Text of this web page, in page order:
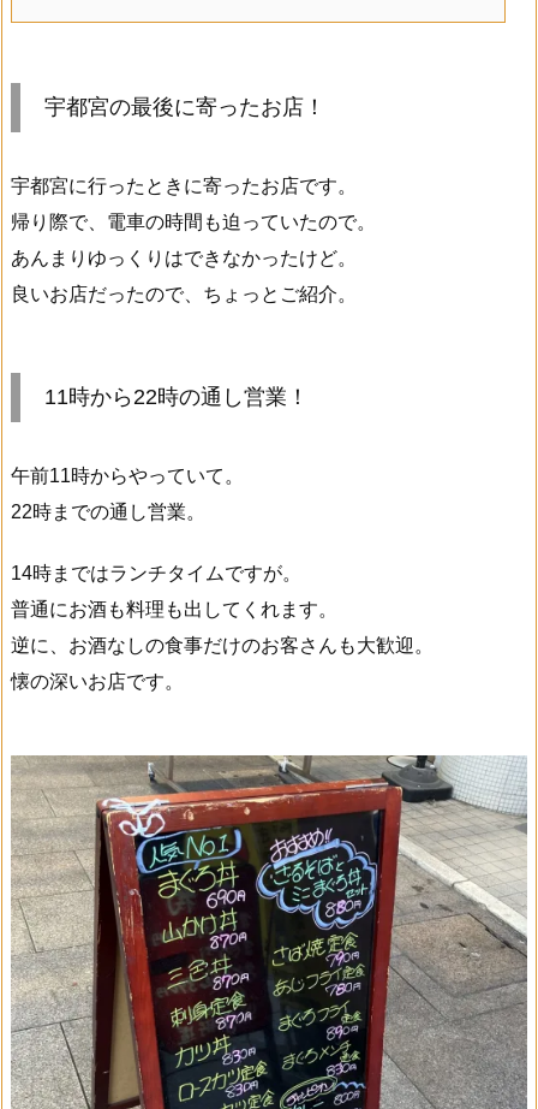
宇都宮の最後に寄ったお店！
宇都宮に行ったときに寄ったお店です。
帰り際で、電車の時間も迫っていたので。
あんまりゆっくりはできなかったけど。
良いお店だったので、ちょっとご紹介。
11時から22時の通し営業！
午前11時からやっていて。
22時までの通し営業。
14時まではランチタイムですが。
普通にお酒も料理も出してくれます。
逆に、お酒なしの食事だけのお客さんも大歓迎。
懐の深いお店です。